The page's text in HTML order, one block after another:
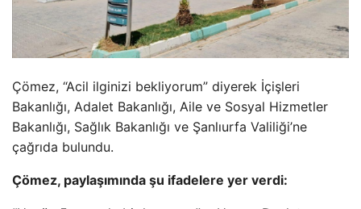
Çömez, “Acil ilginizi bekliyorum” diyerek İçişleri
Bakanlığı, Adalet Bakanlığı, Aile ve Sosyal Hizmetler
Bakanlığı, Sağlık Bakanlığı ve Şanlıurfa Valiliği’ne
çağrıda bulundu.
Çömez, paylaşımında şu ifadelere yer verdi: